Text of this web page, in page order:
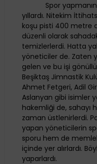
Spor
yıllardı. Nitekim
koşu pisti 400 metre
düzenli olarak
temizlerlerdi. Hatta
yöneticiler de. Zaten
gelen ve bu işi
Beşiktaş Jimnastik
Ahmet Fetgeri, Adil
Aslanyan gibi isimler
hakemliği de, sahayı
zaman üstlenirlerdi.
yapan yöneticilerin
sporu hem de
içinde yer alırlardı.
yaparlardı.